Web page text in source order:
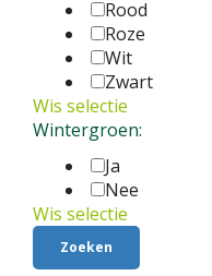
Rood
Roze
Wit
Zwart
Wis selectie
Wintergroen:
Ja
Nee
Wis selectie